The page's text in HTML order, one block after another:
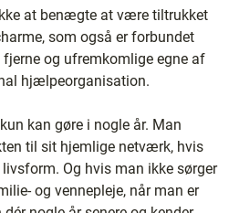
at benægte at være tiltrukket
som også er forbundet
og ufremkomlige egne af
hjælpeorganisation.
kan gøre i nogle år. Man
til sit hjemlige netværk, hvis
Og hvis man ikke sørger
og vennepleje, når man er